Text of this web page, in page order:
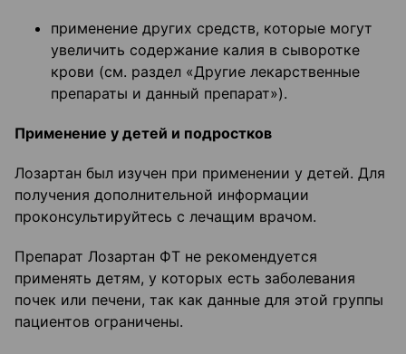
применение других средств, которые могут
увеличить содержание калия в сыворотке
крови (см. раздел «Другие лекарственные
препараты и данный препарат»).
Применение у детей и подростков
Лозартан был изучен при применении у детей. Для
получения дополнительной информации
проконсультируйтесь с лечащим врачом.
Препарат Лозартан ФТ не рекомендуется
применять детям, у которых есть заболевания
почек или печени, так как данные для этой группы
пациентов ограничены.